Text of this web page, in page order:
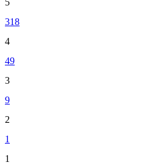
318
4
49
3
9
2
1
1